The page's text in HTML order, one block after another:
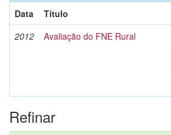
Data
Título
2012
Avaliação do FNE Rural
Refinar